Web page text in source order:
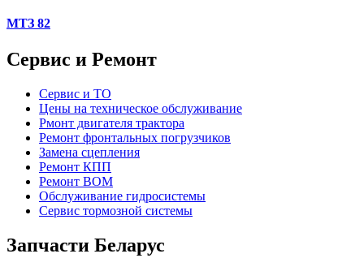
МТЗ 82
Сервис и Ремонт
Сервис и ТО
Цены на техническое обслуживание
Рмонт двигателя трактора
Ремонт фронтальных погрузчиков
Замена сцепления
Ремонт КПП
Ремонт ВОМ
Обслуживание гидросистемы
Сервис тормозной системы
Запчасти Беларус